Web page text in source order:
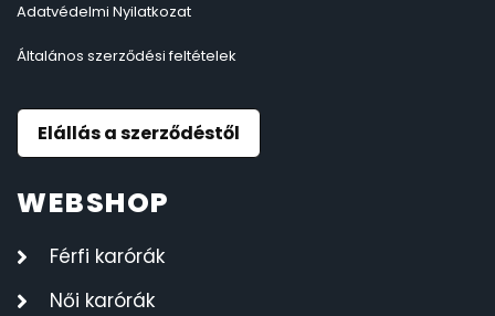
Adatvédelmi Nyilatkozat
Általános szerződési feltételek
Elállás a szerződéstől
WEBSHOP
Férfi karórák
Női karórák